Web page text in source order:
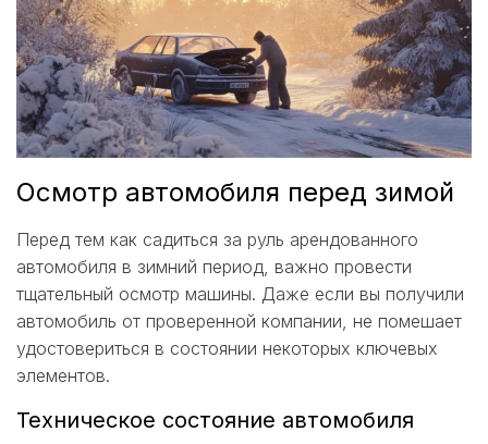
Осмотр автомобиля перед зимой
Перед тем как садиться за руль арендованного
автомобиля в зимний период, важно провести
тщательный осмотр машины. Даже если вы получили
автомобиль от проверенной компании, не помешает
удостовериться в состоянии некоторых ключевых
элементов.
Техническое состояние автомобиля